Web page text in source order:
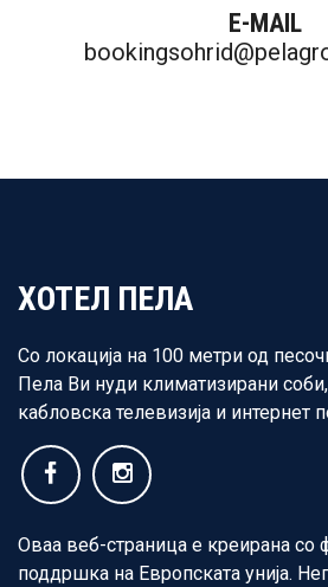
E-MAIL
ХОТЕЛ ПЕЛА
Со локација на 100 метри од
Пела Ви нуди климатизирани
кабловска телевизија и интернет
Оваа веб-страница е креирана со
поддршка на Европската унија.